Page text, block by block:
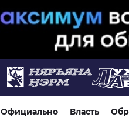
Официально Власть